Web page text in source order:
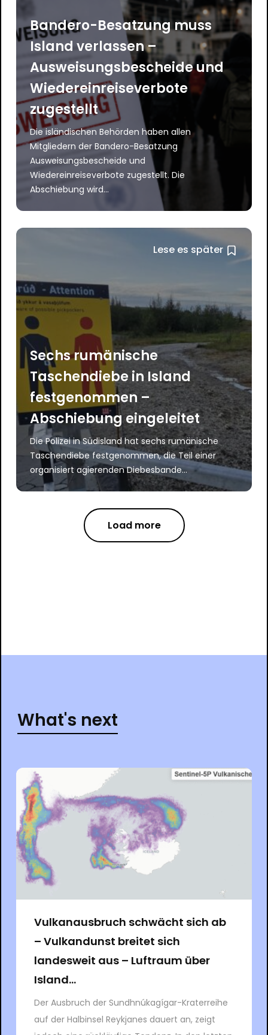
Bandero-Besatzung muss
Island verlassen –
Ausweisungsbescheide und
Wiedereinreiseverbote
zugestellt
Die isländischen Behörden haben allen
Mitgliedern der Bandero-Besatzung
Ausweisungsbescheide und
Wiedereinreiseverbote zugestellt. Die
Abschiebung wird...
Lese es später
Sechs rumänische
Taschendiebe in Island
festgenommen –
Abschiebung eingeleitet
Die Polizei in Südisland hat sechs rumänische
Taschendiebe festgenommen, die Teil einer
organisiert agierenden Diebesbande...
Load more
What's next
Vulkanausbruch schwächt sich ab
– Vulkandunst breitet sich
landesweit aus – Luftraum über
Island...
Der Ausbruch der Sundhnúkagígar-Kraterreihe
auf der Halbinsel Reykjanes dauert an, zeigt